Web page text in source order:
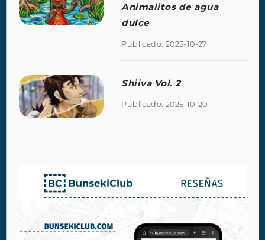
Animalitos de agua
dulce
Publicado: 2025-10-27
Shiiva Vol. 2
Publicado: 2025-10-20